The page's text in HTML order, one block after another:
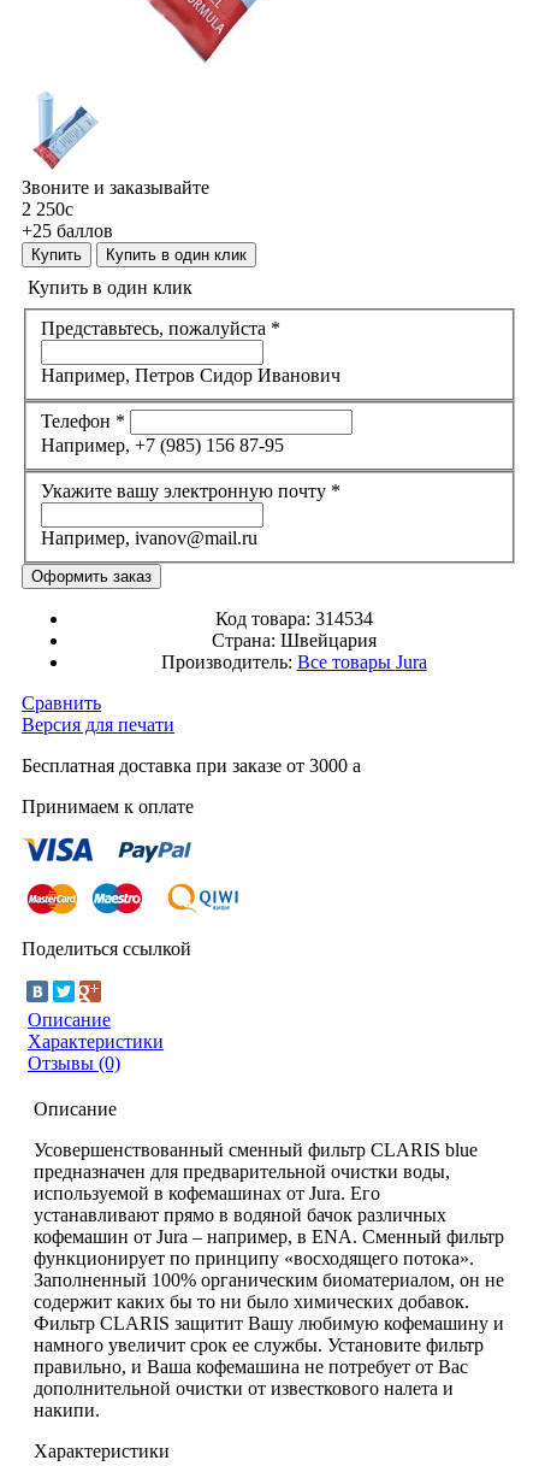
Звоните и заказывайте
2 250c
+25 баллов
Купить Купить в один клик
Купить в один клик
Представьтесь, пожалуйста *
Например, Петров Сидор Иванович
Телефон *
Например, +7 (985) 156 87-95
Укажите вашу электронную почту *
Например, ivanov@mail.ru
Код товара: 314534
Страна: Швейцария
Производитель: Все товары Jura
Сравнить
Версия для печати
Бесплатная доставка при заказе от 3000 a
Принимаем к оплате
Поделиться ссылкой
Описание
Характеристики
Отзывы (0)
Описание
Усовершенствованный сменный фильтр CLARIS blue
предназначен для предварительной очистки воды,
используемой в кофемашинах от Jura. Его
устанавливают прямо в водяной бачок различных
кофемашин от Jura – например, в ENA. Сменный фильтр
функционирует по принципу «восходящего потока».
Заполненный 100% органическим биоматериалом, он не
содержит каких бы то ни было химических добавок.
Фильтр CLARIS защитит Вашу любимую кофемашину и
намного увеличит срок ее службы. Установите фильтр
правильно, и Ваша кофемашина не потребует от Вас
дополнительной очистки от известкового налета и
накипи.
Характеристики